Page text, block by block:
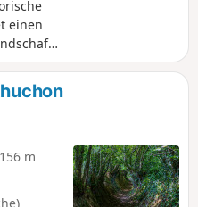
einen
Hälfte
m